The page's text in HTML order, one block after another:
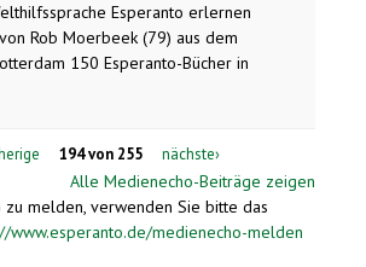
Esperanto erlernen
Rob Moerbeek (79) aus dem
150 Esperanto-Bücher in
194 von 255 nächste›
Alle Medienecho-Beiträge zeigen
melden, verwenden Sie bitte das
www.esperanto.de/medienecho-melden